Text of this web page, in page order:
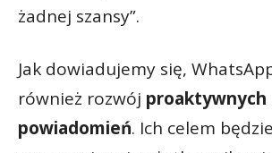
żadnej szansy”.
Jak dowiadujemy się,
również rozwój proaktywnych
powiadomień. Ich celem będzie